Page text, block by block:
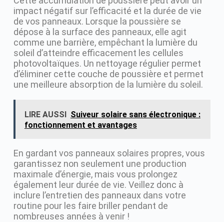
impact négatif sur l’efficacité et la durée de vie
de vos panneaux. Lorsque la poussière se
dépose à la surface des panneaux, elle agit
comme une barrière, empêchant la lumière du
soleil d’atteindre efficacement les cellules
photovoltaïques. Un nettoyage régulier permet
d’éliminer cette couche de poussière et permet
une meilleure absorption de la lumière du soleil.
LIRE AUSSI Suiveur solaire sans électronique :
fonctionnement et avantages
En gardant vos panneaux solaires propres, vous
garantissez non seulement une production
maximale d’énergie, mais vous prolongez
également leur durée de vie. Veillez donc à
inclure l’entretien des panneaux dans votre
routine pour les faire briller pendant de
nombreuses années à venir !